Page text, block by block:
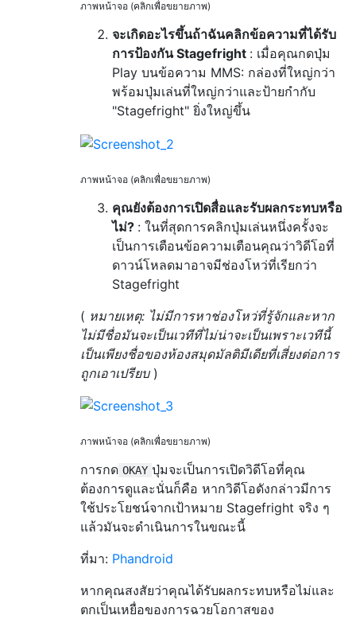
ภาพหน้าจอ (คลิกเพื่อขยายภาพ)
จะเกิดอะไรขึ้นถ้าฉันคลิกข้อความที่ได้รับ
การป้องกัน Stagefright : เมื่อคุณกดปุ่ม
Play บนข้อความ MMS: กล่องที่ใหญ่กว่า
พร้อมปุ่มเล่นที่ใหญ่กว่าและป้ายกำกับ
"Stagefright" ยิ่งใหญ่ขึ้น
ภาพหน้าจอ (คลิกเพื่อขยายภาพ)
คุณยังต้องการเปิดสื่อและรับผลกระทบหรือ
ไม่? : ในที่สุดการคลิกปุ่มเล่นหนึ่งครั้งจะ
เป็นการเตือนข้อความเตือนคุณว่าวิดีโอที่
ดาวน์โหลดมาอาจมีช่องโหว่ที่เรียกว่า
Stagefright
( หมายเหตุ: ไม่มีการหาช่องโหว่ที่รู้จักและหาก
ไม่มีชื่อมันจะเป็นเวทีที่ไม่น่าจะเป็นเพราะเวทีนี้
เป็นเพียงชื่อของห้องสมุดมัลติมีเดียที่เสี่ยงต่อการ
ถูกเอาเปรียบ)
ภาพหน้าจอ (คลิกเพื่อขยายภาพ)
การกด OKAY ปุ่มจะเป็นการเปิดวิดีโอที่คุณ
ต้องการดูและนั่นก็คือ หากวิดีโอดังกล่าวมีการ
ใช้ประโยชน์จากเป้าหมาย Stagefright จริง ๆ
แล้วมันจะดำเนินการในขณะนี้
ที่มา: Phandroid
หากคุณสงสัยว่าคุณได้รับผลกระทบหรือไม่และ
ตกเป็นเหยื่อของการฉวยโอกาสของ